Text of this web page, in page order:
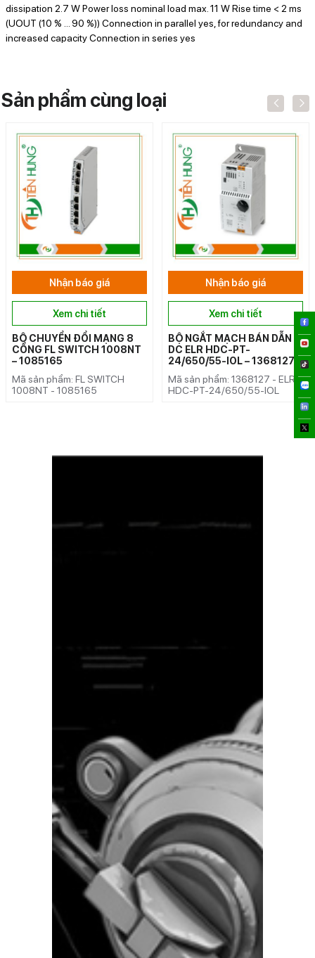
dissipation 2.7 W Power loss nominal load max. 11 W Rise time < 2 ms
(UOUT (10 % ... 90 %)) Connection in parallel yes, for redundancy and
increased capacity Connection in series yes
Sản phẩm cùng loại
Nhận báo giá
Xem chi tiết
BỘ CHUYỂN ĐỔI MẠNG 8
CỔNG FL SWITCH 1008NT
– 1085165
Mã sản phẩm: FL SWITCH
1008NT - 1085165
Nhận báo giá
Xem chi tiết
BỘ NGẮT MẠCH BÁN DẪN
DC ELR HDC-PT-
24/650/55-IOL – 1368127
Mã sản phẩm: 1368127 - ELR
HDC-PT-24/650/55-IOL